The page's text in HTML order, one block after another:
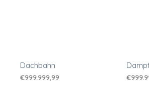
Dachbahn
€999.999,99 €